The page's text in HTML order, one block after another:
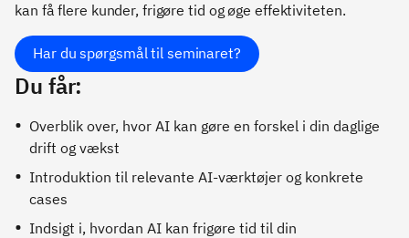
kan få flere kunder, frigøre tid og øge effektiviteten.
Har du spørgsmål til seminaret?
Du får:
Overblik over, hvor AI kan gøre en forskel i din daglige
drift og vækst
Introduktion til relevante AI-værktøjer og konkrete
cases
Indsigt i, hvordan AI kan frigøre tid til din